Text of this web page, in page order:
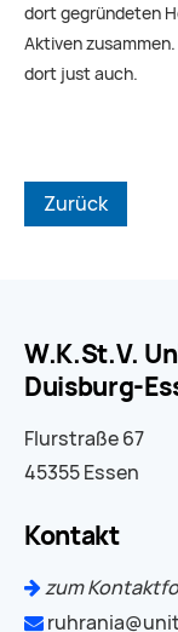
dort gegründeten
Aktiven
dort just auch.
Zurück
W.K.St.V.
Duisburg-
Flurstraße 67
45355 Essen
Kontakt
zum